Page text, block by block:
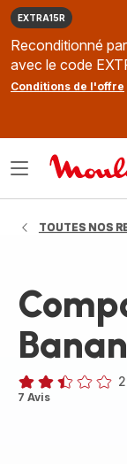
EXTRA15R
Reconditionné
avec le code
Conditions de l'offre
Ouvrir
TOUTES NOS
ratings.2.4
7 Avis